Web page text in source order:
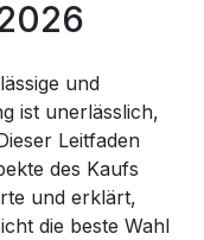
und
ist unerlässlich,
Leitfaden
des Kaufs
und erklärt,
die beste Wahl